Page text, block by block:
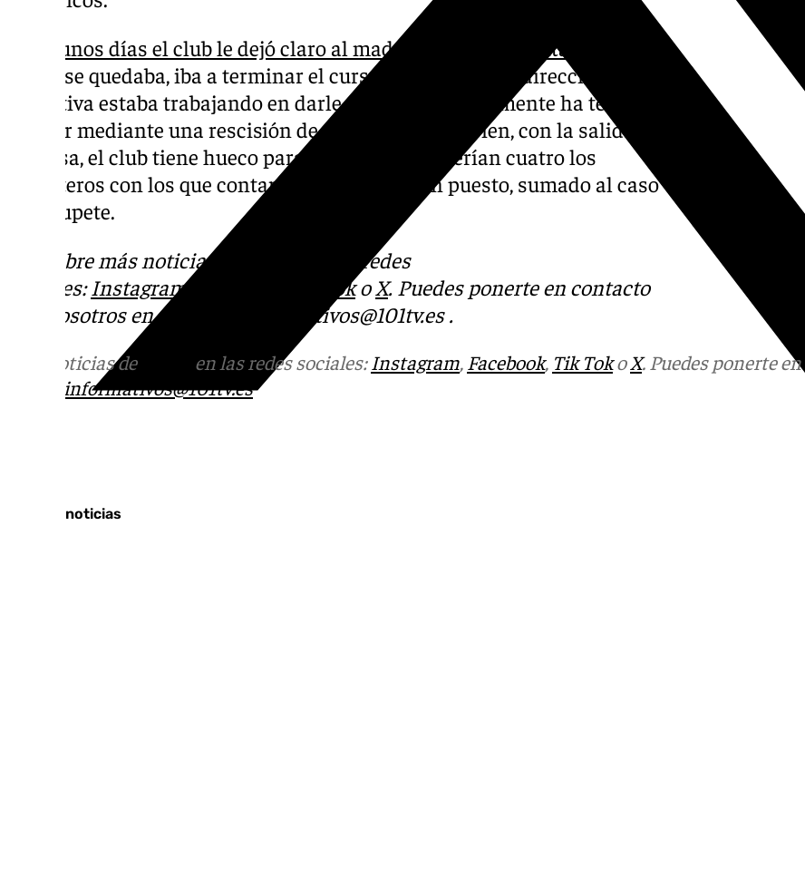
Hace unos días el club le dejó claro al madrileño que no contaba con él
que si se quedaba, iba a terminar el curso en la grada. La dirección
deportiva estaba trabajando en darle salida, pero finalmente ha tenido
que ser mediante una rescisión de contrato. Ahora bien, con la salida de
Moussa, el club tiene hueco para fichar, aunque serían cuatro los
delanteros con los que contaría Pellicer para un puesto, sumado al caso
de Chupete.
Descubre más noticias de 101Tv en las redes
sociales: Instagram, Tik Toko X. Puedes ponerte en contacto
con nosotros en el correo
informativos@101tv.es.
Más noticias de en las redes sociales:Instagram, Facebook, Tik TokoX. Puedes ponerte
informativos@101tv.es
Últimas noticias